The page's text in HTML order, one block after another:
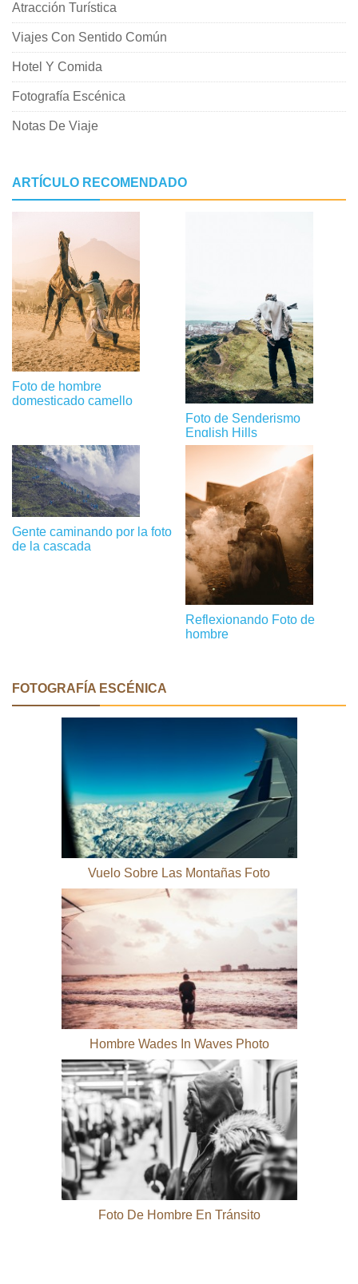
Atracción Turística
Viajes Con Sentido Común
Hotel Y Comida
Fotografía Escénica
Notas De Viaje
ARTÍCULO RECOMENDADO
Foto de hombre
domesticado camello
Foto de Senderismo
English Hills
Gente caminando por la foto
de la cascada
Reflexionando Foto de
hombre
FOTOGRAFÍA ESCÉNICA
Vuelo Sobre Las Montañas Foto
Hombre Wades In Waves Photo
Foto De Hombre En Tránsito